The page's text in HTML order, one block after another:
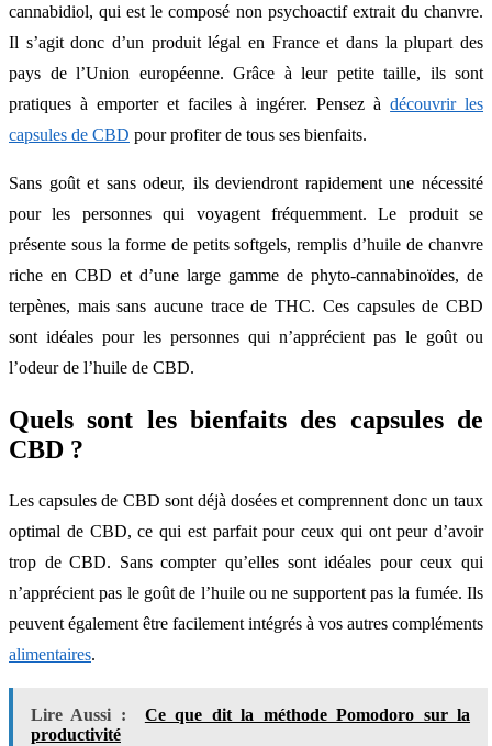
cannabidiol, qui est le composé non psychoactif extrait du chanvre.
Il s’agit donc d’un produit légal en France et dans la plupart des
pays de l’Union européenne. Grâce à leur petite taille, ils sont
pratiques à emporter et faciles à ingérer. Pensez àdécouvrir les
capsules de CBD pour profiter de tous ses bienfaits.
Sans goût et sans odeur, ils deviendront rapidement une nécessité
pour les personnes qui voyagent fréquemment. Le produit se
présente sous la forme de petits softgels, remplis d’huile de chanvre
riche en CBD et d’une large gamme de phyto-cannabinoïdes, de
terpènes, mais sans aucune trace de THC. Ces capsules de CBD
sont idéales pour les personnes qui n’apprécient pas le goût ou
l’odeur de l’huile de CBD.
Quels sont les bienfaits des capsules de
CBD ?
Les capsules de CBD sont déjà dosées et comprennent donc un taux
optimal de CBD, ce qui est parfait pour ceux qui ont peur d’avoir
trop de CBD. Sans compter qu’elles sont idéales pour ceux qui
n’apprécient pas le goût de l’huile ou ne supportent pas la fumée. Ils
peuvent également être facilement intégrés à vos autres compléments
alimentaires.
Lire Aussi :
Ce que dit la méthode Pomodoro sur la
productivité